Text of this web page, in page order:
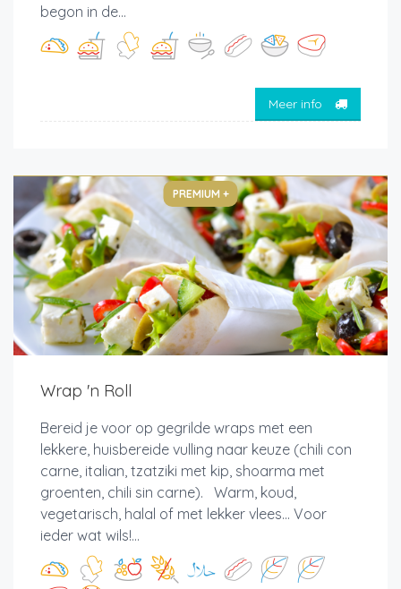
begon in de...
Meer info
PREMIUM +
Wrap 'n Roll
Bereid je voor op gegrilde wraps met een
lekkere, huisbereide vulling naar keuze (chili con
carne, italian, tzatziki met kip, shoarma met
groenten, chili sin carne). Warm, koud,
vegetarisch, halal of met lekker vlees... Voor
ieder wat wils!...